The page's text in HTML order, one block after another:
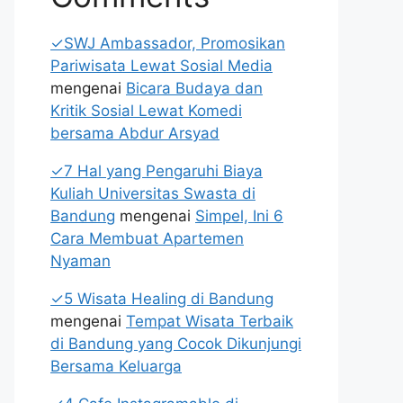
✓SWJ Ambassador, Promosikan
Pariwisata Lewat Sosial Media
mengenai Bicara Budaya dan
Kritik Sosial Lewat Komedi
bersama Abdur Arsyad
✓7 Hal yang Pengaruhi Biaya
Kuliah Universitas Swasta di
Bandung mengenai Simpel, Ini 6
Cara Membuat Apartemen
Nyaman
✓5 Wisata Healing di Bandung
mengenai Tempat Wisata Terbaik
di Bandung yang Cocok Dikunjungi
Bersama Keluarga